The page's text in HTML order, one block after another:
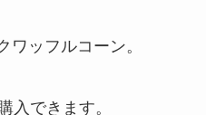
ワッフルコーン。
入できます。